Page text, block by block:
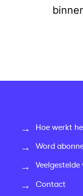
Hoe werkt
Word
Veelgestelde
Contact